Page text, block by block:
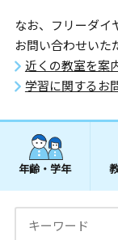
なお、フリーダイ
お問い合わせいた
近くの教室を案
学習に関するお
年齢・学年